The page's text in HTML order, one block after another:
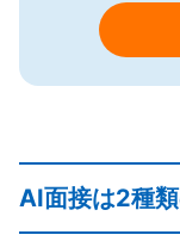
AI面接は2種